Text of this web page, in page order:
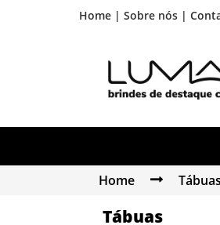
Home | Sobre nós |
Home Tábuas
Tábuas